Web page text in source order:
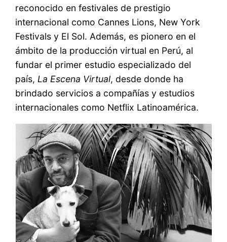
reconocido en festivales de prestigio
internacional como Cannes Lions, New York
Festivals y El Sol. Además, es pionero en el
ámbito de la producción virtual en Perú, al
fundar el primer estudio especializado del
país, La Escena Virtual, desde donde ha
brindado servicios a compañías y estudios
internacionales como Netflix Latinoamérica.